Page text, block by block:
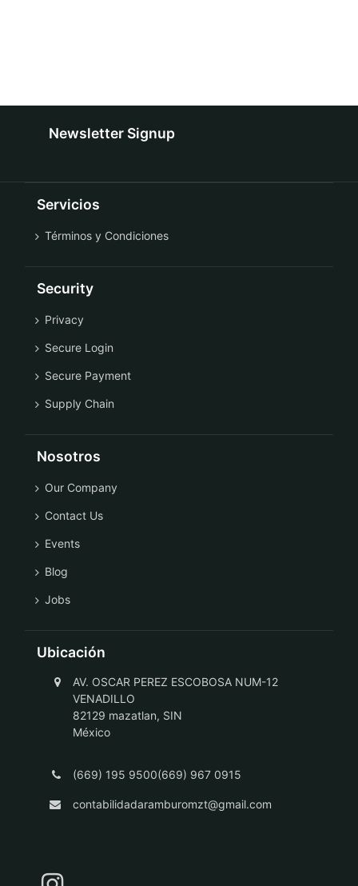
Newsletter Signup
Servicios
Términos y Condiciones
Security
Privacy
Secure Login
Secure Payment
Supply Chain
Nosotros
Our Company
Contact Us
Events
Blog
Jobs
Ubicación
AV. OSCAR PEREZ ESCOBOSA NUM-12
VENADILLO
82129 mazatlan, SIN
México
(669) 195 9500(669) 967 0915
contabilidadaramburomzt@gmail.com